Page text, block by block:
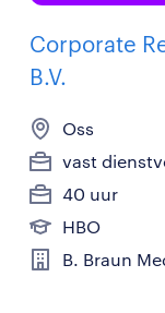
Corporate
B.V.
Oss
vast
40 uur
HBO
B. Braun